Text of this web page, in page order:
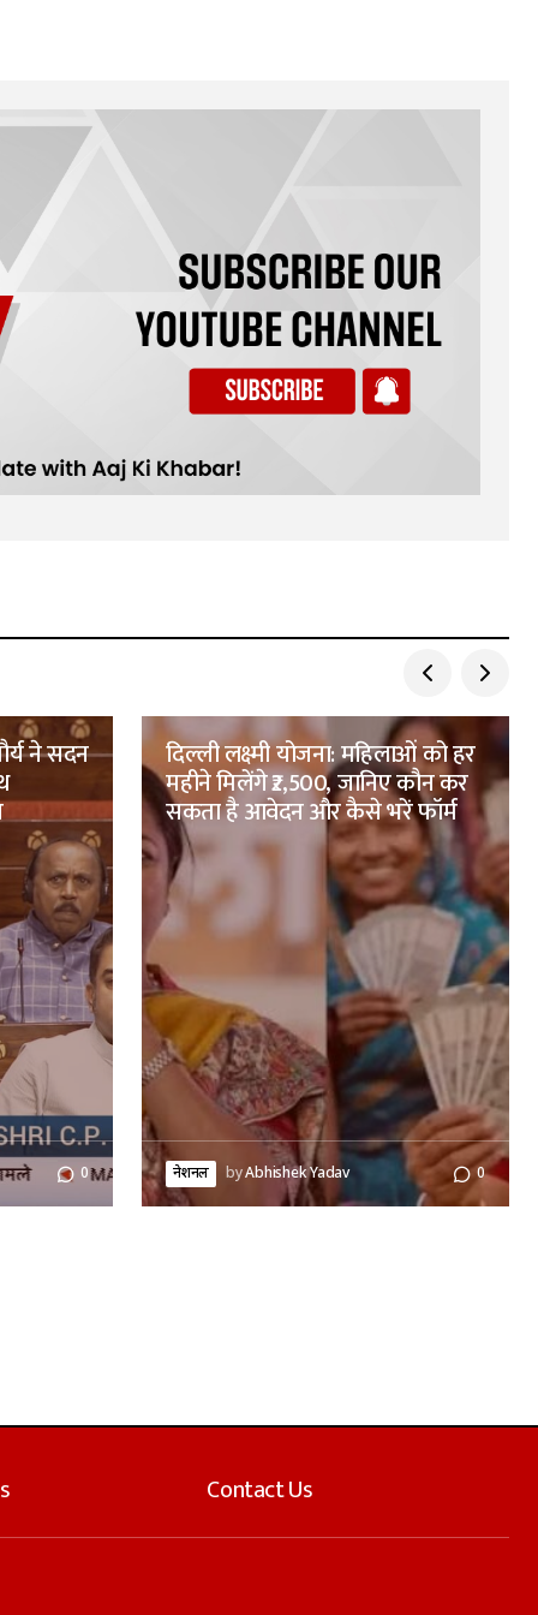
ने सदन
0
दिल्ली लक्ष्मी योजना: महिलाओं को हर
महीने मिलेंगे ₹2,500, जानिए कौन कर
सकता है आवेदन और कैसे भरें फॉर्म
नेशनल byAbhishek Yadav 0
Contact Us